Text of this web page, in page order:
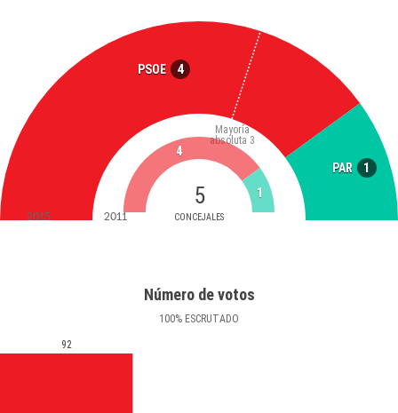
PSOE 4
PAR 1
5
CONCEJALES
Mayoría
absoluta 3
4
1
2015 2011
Número de votos
100% ESCRUTADO
92